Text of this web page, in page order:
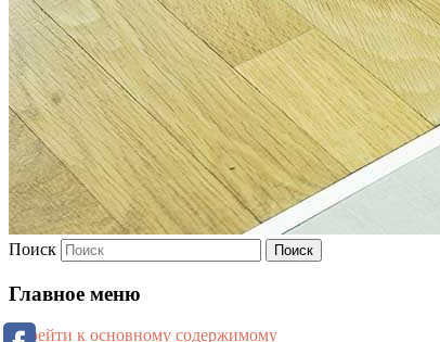
Поиск
Главное меню
Перейти к основному содержимому